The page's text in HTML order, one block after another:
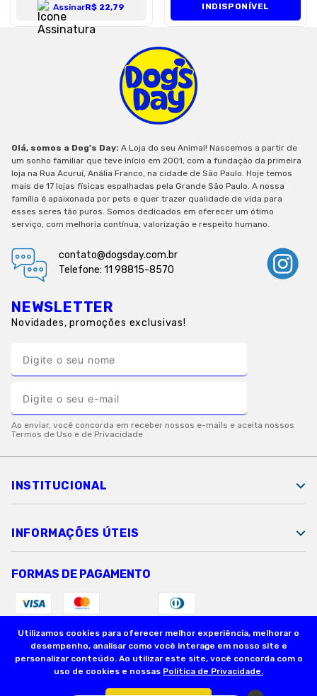
Utilizamos cookies para oferecer melhor experiência, melhorar o
desempenho, analisar como você interage em nosso site e
personalizar conteúdo. Ao utilizar este site, você concorda com o
uso de cookies e nossas Politica de Privacidade.
AssinarR$ 22,79 INDISPONÍVEL
Olá, somos a Dog’s Day: A Loja do seu Animal! Nascemos a partir de
um sonho familiar que teve início em 2001, com a fundação da primeira
loja na Rua Acuruí, Anália Franco, na cidade de São Paulo. Hoje temos
mais de 17 lojas físicas espalhadas pela Grande São Paulo. A nossa
família é apaixonada por pets e quer trazer qualidade de vida para
esses seres tão puros. Somos dedicados em oferecer um ótimo
serviço, com melhoria contínua, valorização e respeito humano.
contato@dogsday.com.br
Telefone: 11 98815-8570
NEWSLETTER
Novidades, promoções exclusivas!
INSTITUCIONAL
INFORMAÇÕES ÚTEIS
FORMAS DE PAGAMENTO
SEGURANÇA